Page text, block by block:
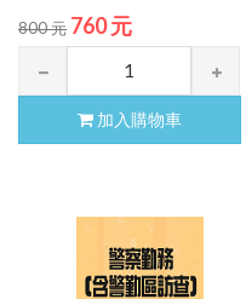
800 元 760 元
加入購物車